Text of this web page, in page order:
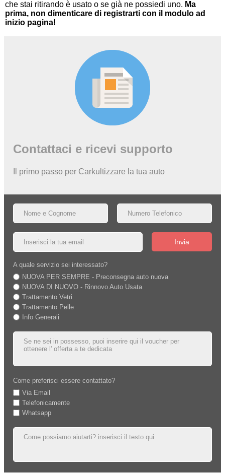
che stai ritirando è usato o se già ne possiedi uno. Ma
prima, non dimenticare di registrarti con il modulo ad
inizio pagina!
Contattaci e ricevi supporto
Il primo passo per Carkultizzare la tua auto
Invia
A quale servizio sei interessato?
NUOVA PER SEMPRE - Preconsegna auto nuova
NUOVA DI NUOVO - Rinnovo Auto Usata
Trattamento Vetri
Trattamento Pelle
Info Generali
Come preferisci essere contattato?
Via Email
Telefonicamente
Whatsapp